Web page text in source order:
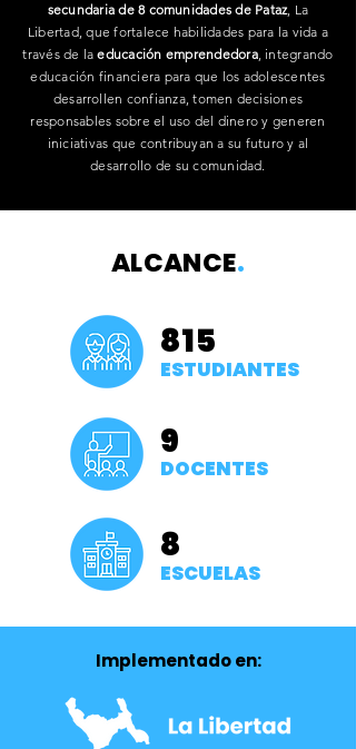
secundaria de 8 comunidades de Pataz, La
Libertad, que fortalece habilidades para la vida a
través de laeducación emprendedora, integrando
educación financiera para que los adolescentes
desarrollen confianza, tomen decisiones
responsables sobre el uso del dinero y generen
iniciativas que contribuyan a su futuro y al
desarrollo de su comunidad.
ALCANCE.
815
ESTUDIANTES
9
DOCENTES
8
ESCUELAS
Implementado en: